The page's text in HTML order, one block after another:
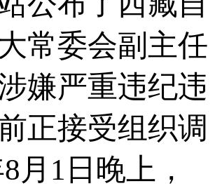
常委会副主任
嫌严重违纪违
正接受组织调
月1日晚上，